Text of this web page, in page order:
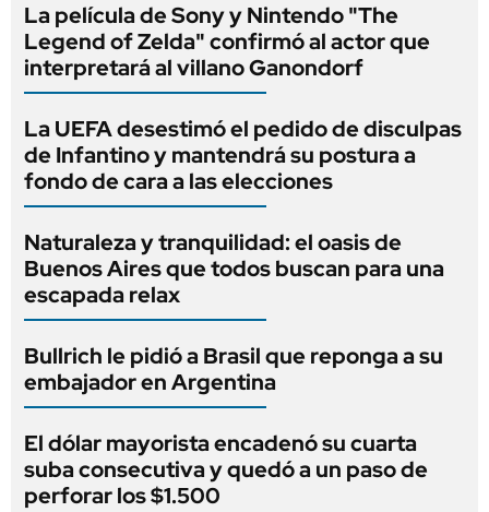
La película de Sony y Nintendo "The
Legend of Zelda" confirmó al actor que
interpretará al villano Ganondorf
La UEFA desestimó el pedido de disculpas
de Infantino y mantendrá su postura a
fondo de cara a las elecciones
Naturaleza y tranquilidad: el oasis de
Buenos Aires que todos buscan para una
escapada relax
Bullrich le pidió a Brasil que reponga a su
embajador en Argentina
El dólar mayorista encadenó su cuarta
suba consecutiva y quedó a un paso de
perforar los $1.500